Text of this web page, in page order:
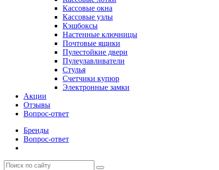
Кассовые окна
Кассовые узлы
Кэшбоксы
Настенные ключницы
Почтовые ящики
Пулестойкие двери
Пулеулавливатели
Стулья
Счетчики купюр
Электронные замки
Акции
Отзывы
Вопрос-ответ
Бренды
Вопрос-ответ